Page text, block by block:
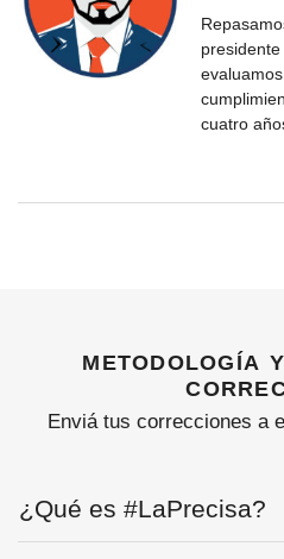
cuatro
metodología
Enviá tus correcciones a
¿Qué es #LaPrecisa?